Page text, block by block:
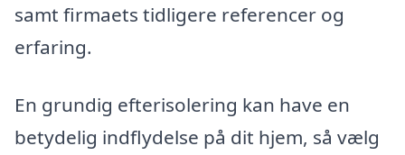
samt firmaets tidligere referencer og
erfaring.
En grundig efterisolering kan have en
betydelig indflydelse på dit hjem, så vælg